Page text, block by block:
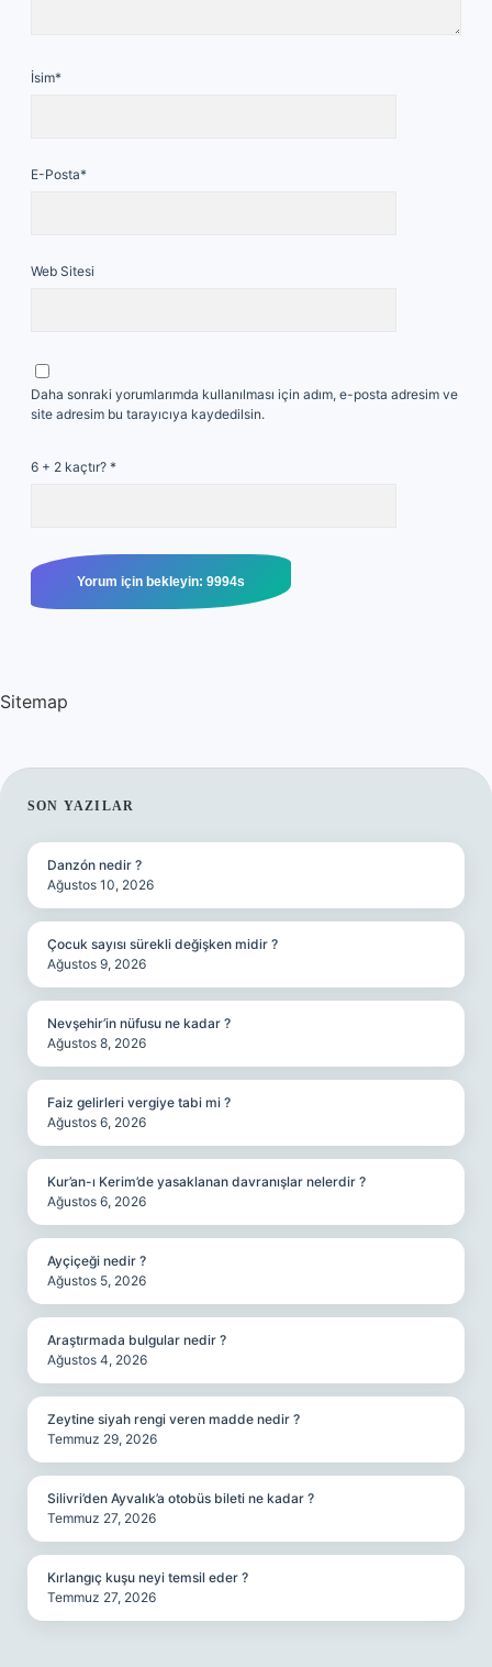
İsim*
E-Posta*
Web Sitesi
Daha sonraki yorumlarımda kullanılması için adım, e-posta adresim ve
site adresim bu tarayıcıya kaydedilsin.
6 + 2 kaçtır? *
Sitemap
SIDEBAR
SON YAZILAR
Danzón nedir ?
Ağustos 10, 2026
Çocuk sayısı sürekli değişken midir ?
Ağustos 9, 2026
Nevşehir’in nüfusu ne kadar ?
Ağustos 8, 2026
Faiz gelirleri vergiye tabi mi ?
Ağustos 6, 2026
Kur’an-ı Kerim’de yasaklanan davranışlar nelerdir ?
Ağustos 6, 2026
Ayçiçeği nedir ?
Ağustos 5, 2026
Araştırmada bulgular nedir ?
Ağustos 4, 2026
Zeytine siyah rengi veren madde nedir ?
Temmuz 29, 2026
Silivri’den Ayvalık’a otobüs bileti ne kadar ?
Temmuz 27, 2026
Kırlangıç kuşu neyi temsil eder ?
Temmuz 27, 2026